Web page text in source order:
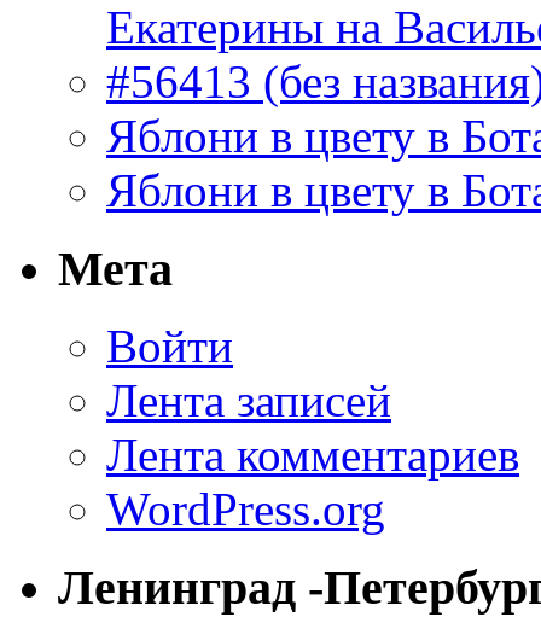
Екатерины на
#56413 (без
Яблони в цвету в
Яблони в цвету в
Мета
Войти
Лента записей
Лента комментариев
WordPress.org
Ленинград -